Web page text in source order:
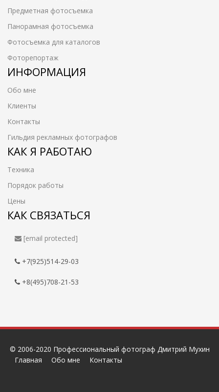
Предметная фотосъемка
Панорамная фотосъемка
Фотосъемка для каталогов
Фоторепортаж
ИНФОРМАЦИЯ
Обо мне
Клиенты
Контакты
Гильдия рекламных фотографов
КАК Я РАБОТАЮ
Техника
Порядок работы
Цены
КАК СВЯЗАТЬСЯ
[email protected]
+7(925)514-29-03
+8(495)708-21-53
© 2006-2020 Профессиональный фотограф Дмитрий Мухин
Главная
Обо мне Контакты